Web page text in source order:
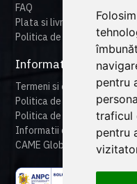
pentru
traficul
pentru
FAQ
Plata si livrare
Politica de retur
Informatii legale
Termeni si conditii
Politica de confidentialitate
Politica de cookies
Informatii despre produse
CAME Global